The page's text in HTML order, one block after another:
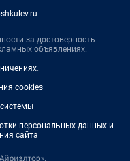
за достоверность
объявлениях.
.
cookies
персональных данных и
сайта